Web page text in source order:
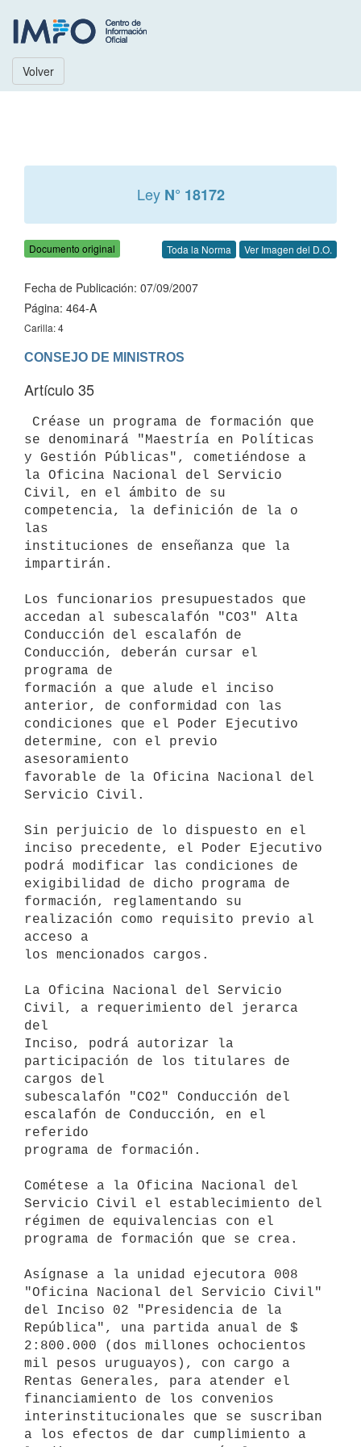
Volver
Ley N° 18172
Documento original Toda la Norma Ver Imagen del D.O.
Fecha de Publicación: 07/09/2007
Página: 464-A
Carilla: 4
Artículo 35
se denominará "Maestría en Políticas
y Gestión Públicas", cometiéndose a
la Oficina Nacional del Servicio
Civil, en el ámbito de su
competencia, la definición de la o
las
instituciones de enseñanza que la
impartirán.
Los funcionarios presupuestados que
accedan al subescalafón "CO3" Alta
Conducción del escalafón de
Conducción, deberán cursar el
programa de
formación a que alude el inciso
anterior, de conformidad con las
condiciones que el Poder Ejecutivo
determine, con el previo
asesoramiento
favorable de la Oficina Nacional del
Servicio Civil.
Sin perjuicio de lo dispuesto en el
inciso precedente, el Poder Ejecutivo
podrá modificar las condiciones de
exigibilidad de dicho programa de
formación, reglamentando su
realización como requisito previo al
acceso a
los mencionados cargos.
La Oficina Nacional del Servicio
Civil, a requerimiento del jerarca
del
Inciso, podrá autorizar la
participación de los titulares de
cargos del
subescalafón "CO2" Conducción del
escalafón de Conducción, en el
referido
programa de formación.
Cométese a la Oficina Nacional del
Servicio Civil el establecimiento del
régimen de equivalencias con el
programa de formación que se crea.
Asígnase a la unidad ejecutora 008
"Oficina Nacional del Servicio Civil"
del Inciso 02 "Presidencia de la
República", una partida anual de $
2:800.000 (dos millones ochocientos
mil pesos uruguayos), con cargo a
Rentas Generales, para atender el
financiamiento de los convenios
interinstitucionales que se suscriban
a los efectos de dar cumplimiento a